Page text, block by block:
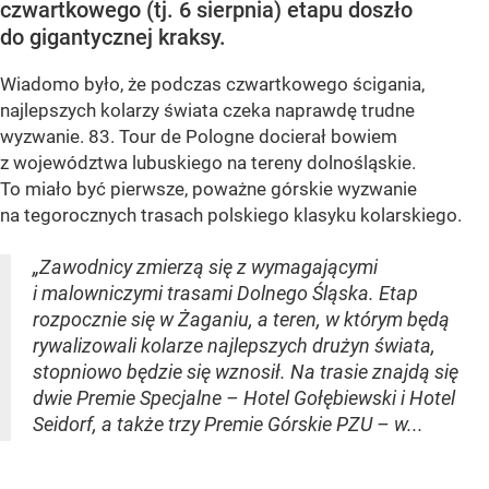
czwartkowego (tj. 6 sierpnia) etapu doszło
do gigantycznej kraksy.
Wiadomo było, że podczas czwartkowego ścigania,
najlepszych kolarzy świata czeka naprawdę trudne
wyzwanie. 83. Tour de Pologne docierał bowiem
z województwa lubuskiego na tereny dolnośląskie.
To miało być pierwsze, poważne górskie wyzwanie
na tegorocznych trasach polskiego klasyku kolarskiego.
„Zawodnicy zmierzą się z wymagającymi
i malowniczymi trasami Dolnego Śląska. Etap
rozpocznie się w Żaganiu, a teren, w którym będą
rywalizowali kolarze najlepszych drużyn świata,
stopniowo będzie się wznosił. Na trasie znajdą się
dwie Premie Specjalne – Hotel Gołębiewski i Hotel
Seidorf, a także trzy Premie Górskie PZU – w...